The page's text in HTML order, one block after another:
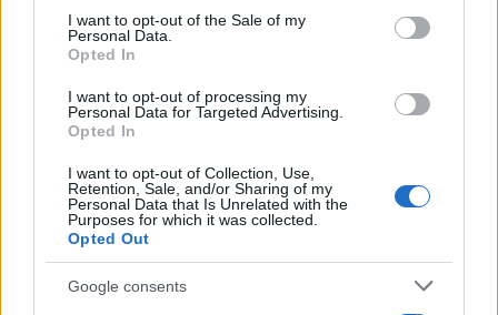
consent section.
I want to opt-out of the Sale of my
Personal Data.
Opted In
I want to opt-out of processing my
Personal Data for Targeted Advertising.
Opted In
I want to opt-out of Collection, Use,
Retention, Sale, and/or Sharing of my
Personal Data that Is Unrelated with the
Purposes for which it was collected.
Opted Out
Google consents
SCI ALPINISMO